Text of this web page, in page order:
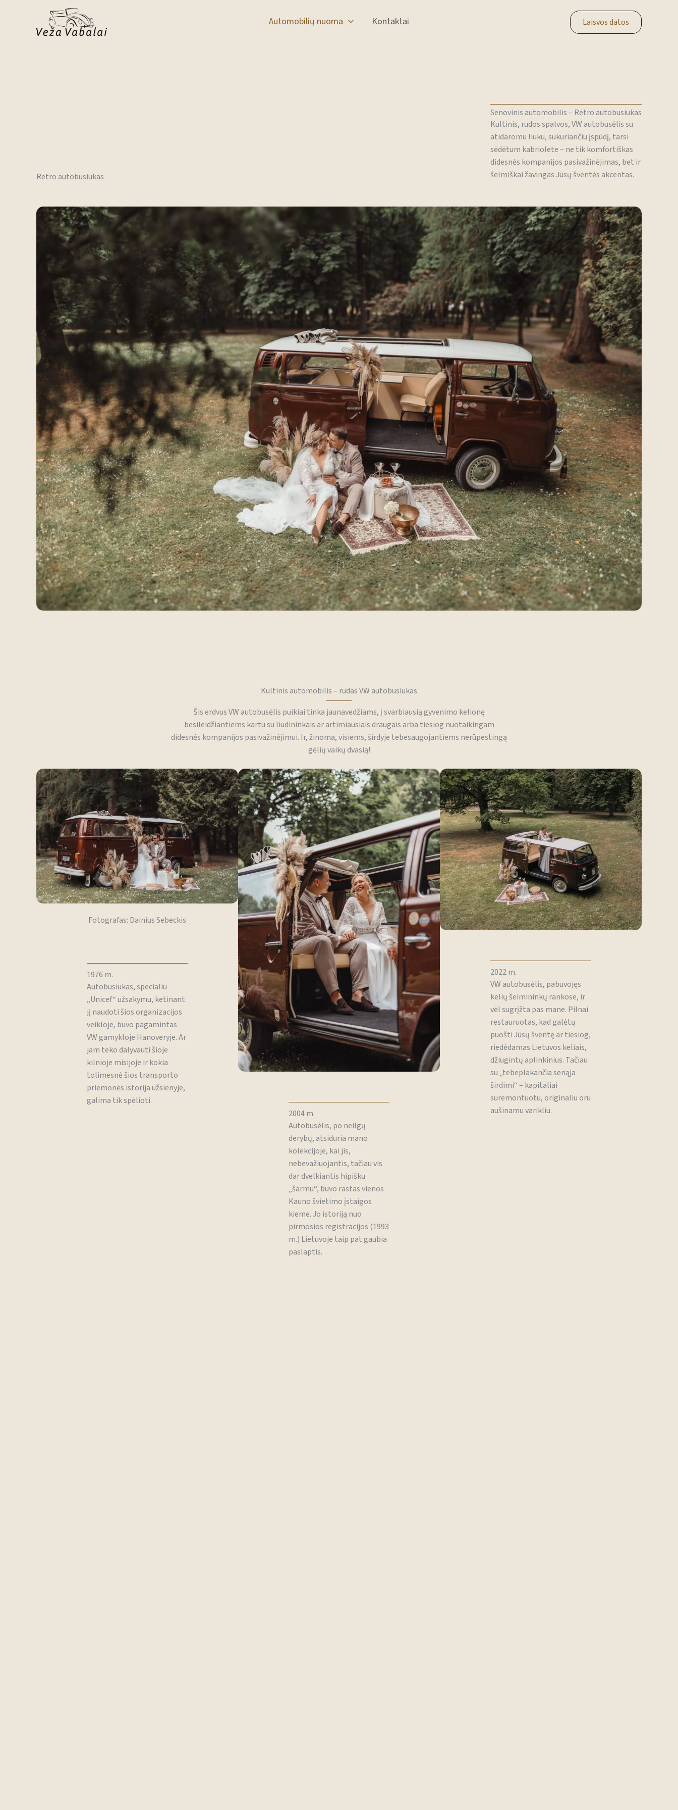
Automobilių nuoma Kontaktai Laisvos datos
Retro autobusiukas
Senovinis automobilis – Retro autobusiukas
Kultinis, rudos spalvos, VW autobusėlis su
atidaromu liuku, sukuriančiu įspūdį, tarsi
sėdėtum kabriolete – ne tik komfortiškas
didesnės kompanijos pasivažinėjimas, bet ir
šelmiškai žavingas Jūsų šventės akcentas.
Kultinis automobilis – rudas VW autobusiukas
Šis erdvus VW autobusėlis puikiai tinka jaunavedžiams, į svarbiausią gyvenimo kelionę
besileidžiantiems kartu su liudininkais ar artimiausiais draugais arba tiesiog nuotaikingam
didesnės kompanijos pasivažinėjimui. Ir, žinoma, visiems, širdyje tebesaugojantiems nerūpestingą
gėlių vaikų dvasią!
Fotografas: Dainius Sebeckis
1976 m.
Autobusiukas, specialiu
„Unicef“ užsakymu, ketinant
jį naudoti šios organizacijos
veikloje, buvo pagamintas
VW gamykloje Hanoveryje. Ar
jam teko dalyvauti šioje
kilnioje misijoje ir kokia
tolimesnė šios transporto
priemonės istorija užsienyje,
galima tik spėlioti.
2004 m.
Autobusėlis, po neilgų
derybų, atsiduria mano
kolekcijoje, kai jis,
nebevažiuojantis, tačiau vis
dar dvelkiantis hipišku
„šarmu“, buvo rastas vienos
Kauno švietimo įstaigos
kieme. Jo istoriją nuo
pirmosios registracijos (1993
m.) Lietuvoje taip pat gaubia
paslaptis.
2022 m.
VW autobusėlis, pabuvojęs
kelių šeimininkų rankose, ir
vėl sugrįžta pas mane. Pilnai
restauruotas, kad galėtų
puošti Jūsų šventę ar tiesiog,
riedėdamas Lietuvos keliais,
džiugintų aplinkinius. Tačiau
su „tebeplakančia senąja
širdimi“ – kapitaliai
suremontuotu, originaliu oru
aušinamu varikliu.